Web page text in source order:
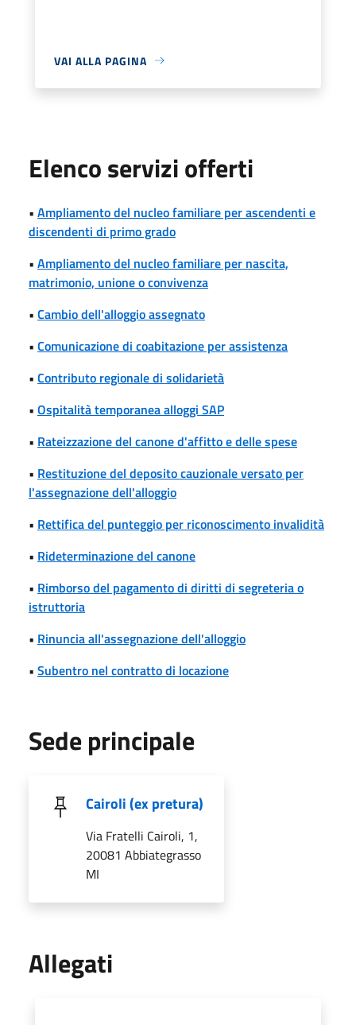
VAI ALLA PAGINA
Elenco servizi offerti
• Ampliamento del nucleo familiare per ascendenti e
discendenti di primo grado
• Ampliamento del nucleo familiare per nascita,
matrimonio, unione o convivenza
• Cambio dell'alloggio assegnato
• Comunicazione di coabitazione per assistenza
• Contributo regionale di solidarietà
• Ospitalità temporanea alloggi SAP
• Rateizzazione del canone d'affitto e delle spese
• Restituzione del deposito cauzionale versato per
l'assegnazione dell'alloggio
• Rettifica del punteggio per riconoscimento invalidità
• Rideterminazione del canone
• Rimborso del pagamento di diritti di segreteria o
istruttoria
• Rinuncia all'assegnazione dell'alloggio
• Subentro nel contratto di locazione
Sede principale
Cairoli (ex pretura)
Via Fratelli Cairoli, 1,
20081 Abbiategrasso
MI
Allegati